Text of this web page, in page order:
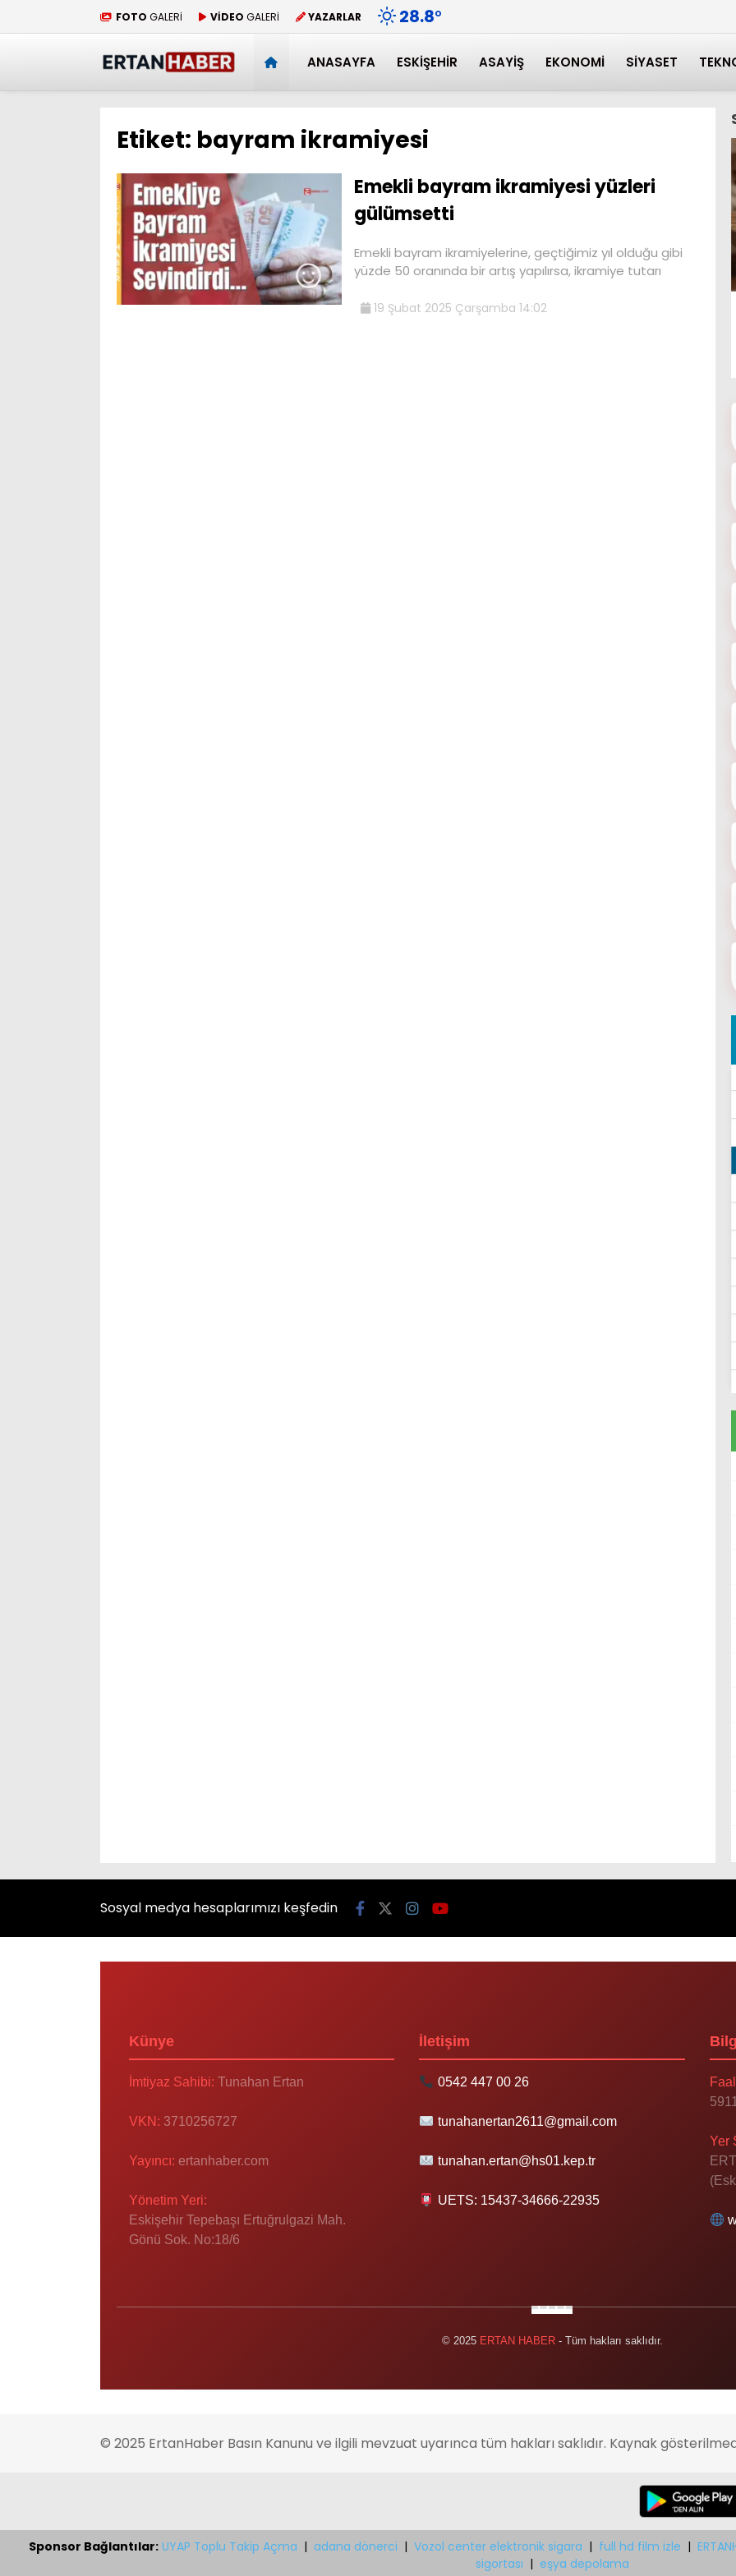
FOTO GALERİ VİDEO GALERİ YAZARLAR 28.8°
ANASAYFA ESKIŞEHIR ASAYIŞ EKONOMI SIYASET
Etiket: bayram ikramiyesi
Emekli bayram ikramiyesi yüzleri
gülümsetti
Emekli bayram ikramiyelerine, geçtiğimiz yıl olduğu gibi
yüzde 50 oranında bir artış yapılırsa, ikramiye tutarı
19 Şubat 2025 Çarşamba 14:02
Sosyal medya hesaplarımızı keşfedin
Künye
İmtiyaz Sahibi: Tunahan Ertan
VKN: 3710256727
Yayıncı: ertanhaber.com
Yönetim Yeri:
Eskişehir Tepebaşı Ertuğrulgazi Mah.
Gönü Sok. No:18/6
İletişim
0542 447 00 26
tunahanertan2611@gmail.com
tunahan.ertan@hs01.kep.tr
UETS: 15437-34666-22935
Yer
© 2025 ERTAN HABER- Tüm hakları saklıdır.
© 2025 ErtanHaber Basın Kanunu ve ilgili mevzuat uyarınca tüm hakları saklıdır. Kaynak
Sponsor Bağlantılar: UYAP Toplu Takip Açma | adana dönerci | Vozol center elektronik sigara | full hd film izle |
sigortası | eşya depolama